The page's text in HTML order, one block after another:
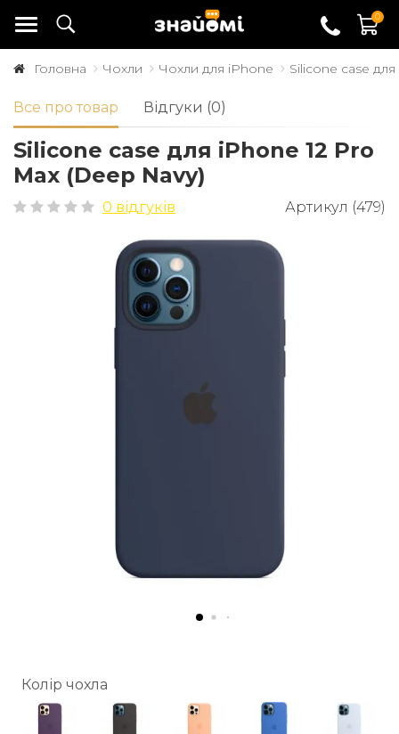
0
Головна Чохли Чохли для iPhone Silicone case
Все про товар Відгуки (0)
Silicone case для iPhone 12 Pro
Max (Deep Navy)
0 відгуків Артикул (479)
Колір чохла